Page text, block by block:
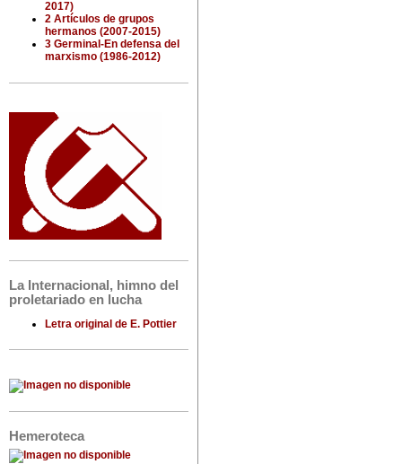
2017)
2 Artículos de grupos
hermanos (2007-2015)
3 Germinal-En defensa del
marxismo (1986-2012)
La Internacional, himno del
proletariado en lucha
Letra original de E. Pottier
Hemeroteca